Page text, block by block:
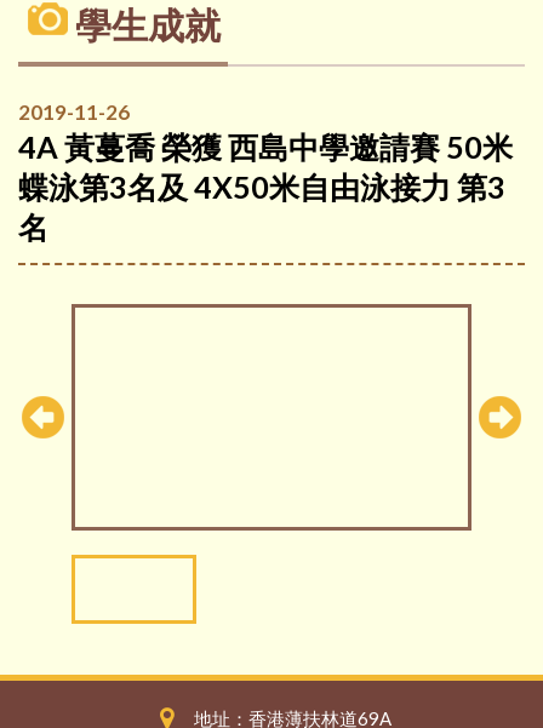
學生成就
2019-11-26
4A 黃蔓喬 榮獲 西島中學邀請賽 50米
蝶泳第3名及 4X50米自由泳接力 第3
名
地址：香港薄扶林道69A